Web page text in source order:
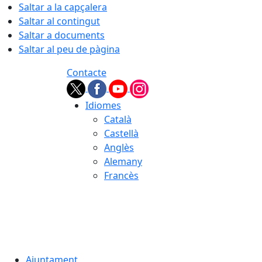
Saltar a la capçalera
Saltar al contingut
Saltar a documents
Saltar al peu de pàgina
Contacte
Idiomes
Català
Castellà
Anglès
Alemany
Francès